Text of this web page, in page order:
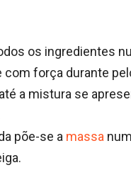
os ingredientes
com força durante
a mistura se
põe-se a massa